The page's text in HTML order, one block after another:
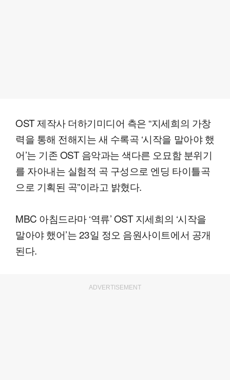
OST 제작사 더하기미디어 측은 “지세희의 가창
력을 통해 전해지는 새 수록곡 ‘시작을 말아야 했
어’는 기존 OST 음악과는 색다른 오묘함 분위기
를 자아내는 실험적 곡 구성으로 엔딩 타이틀곡
으로 기획된 곡”이라고 밝혔다.
MBC 아침드라마 ‘역류’ OST 지세희의 ‘시작을
말아야 했어’는 23일 정오 음원사이트에서 공개
된다.
ADVERTISEMENT